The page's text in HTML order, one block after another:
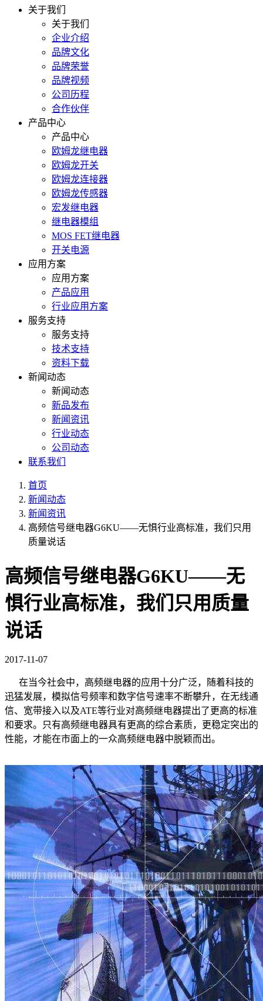
关于我们
关于我们
企业介绍
品牌文化
品牌荣誉
品牌视频
公司历程
合作伙伴
产品中心
产品中心
欧姆龙继电器
欧姆龙开关
欧姆龙连接器
欧姆龙传感器
宏发继电器
继电器模组
MOS FET继电器
开关电源
应用方案
应用方案
产品应用
行业应用方案
服务支持
服务支持
技术支持
资料下载
新闻动态
新闻动态
新品发布
新闻资讯
行业动态
公司动态
联系我们
首页
新闻动态
新闻资讯
高频信号继电器G6KU——无惧行业高标准，我们只用
质量说话
高频信号继电器G6KU——无
惧行业高标准，我们只用质量
说话
2017-11-07
在当今社会中，高频继电器的应用十分广泛，随着科技的
迅猛发展，模拟信号频率和数字信号速率不断攀升，在无线通
信、宽带接入以及ATE等行业对高频继电器提出了更高的标准
和要求。只有高频继电器具有更高的综合素质，更稳定突出的
性能，才能在市面上的一众高频继电器中脱颖而出。